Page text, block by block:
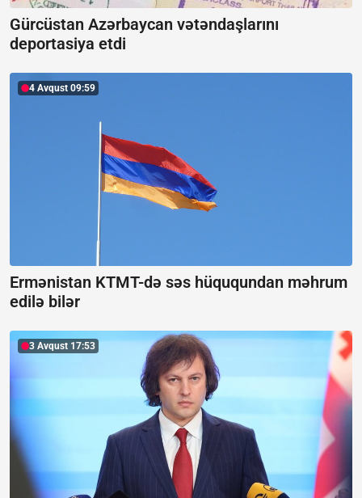
Gürcüstan Azərbaycan vətəndaşlarını
deportasiya etdi
4 Avqust 09:59
Ermənistan KTMT-də səs hüququndan məhrum
edilə bilər
3 Avqust 17:53